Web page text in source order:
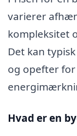
varierer
kompleksitet
Det kan
og opefter
Hvad er en